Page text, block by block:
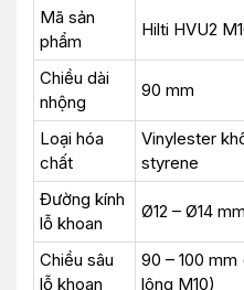
Mã sản
phẩm
Hilti HVU2
Chiều dài
nhộng
90 mm
Loại hóa
chất
Vinylester
styrene
Đường kính
lỗ khoan
Ø12 – Ø14 mm
Chiều sâu
lỗ khoan
90 – 100 mm
lông M10)